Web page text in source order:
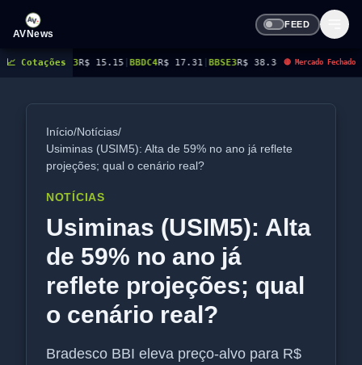
AVNews
FEED
📈 Cotações
R$ 15.15|BBDC4R$ 17.31 |BBSE3R$ 38.38 |BEES3R$ 8.78 |BEES4R$ 9.16|
🔴 Mercado Fechado
Início/Notícias/
Usiminas (USIM5): Alta de 59% no ano já reflete
projeções; qual o cenário real?
NOTÍCIAS
Usiminas (USIM5): Alta
de 59% no ano já
reflete projeções; qual
o cenário real?
Bradesco BBI eleva preço-alvo para R$